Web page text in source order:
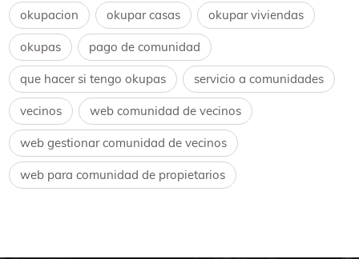
okupacion okupar casas okupar viviendas
okupas pago de comunidad
que hacer si tengo okupas servicio a comunidades
vecinos web comunidad de vecinos
web gestionar comunidad de vecinos
web para comunidad de propietarios